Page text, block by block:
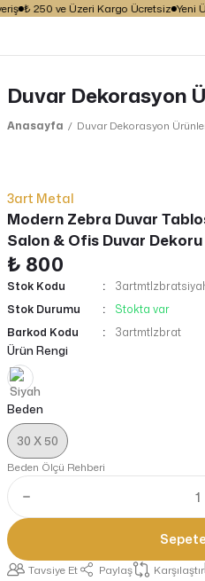
₺ 250 ve Üzeri Kargo Ücretsiz Yeni
Duvar Dekorasyon
Anasayfa Duvar Dekorasyon
3art Metal
Modern Zebra Duvar
Salon & Ofis Duvar Dekoru
₺ 800
Stok Kodu
Stok Durumu
Stokta var
Barkod Kodu
3artmtlzbrat
Ürün Rengi
Beden
30 X 50
Beden Ölçü Rehberi
Tavsiye Et Paylaş Karşılaştır